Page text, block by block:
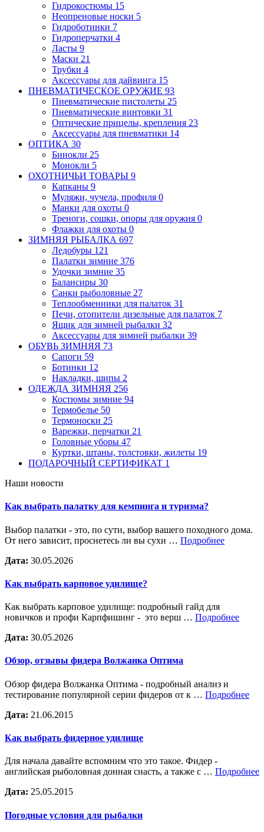
Гидрокостюмы 15
Неопреновые носки 5
Гидроботинки 7
Гидроперчатки 4
Ласты 9
Маски 21
Трубки 4
Аксессуары для дайвинга 15
ПНЕВМАТИЧЕСКОЕ ОРУЖИЕ 93
Пневматические пистолеты 25
Пневматические винтовки 31
Оптические прицелы, крепления 23
Аксессуары для пневматики 14
ОПТИКА 30
Бинокли 25
Монокли 5
ОХОТНИЧЬИ ТОВАРЫ 9
Капканы 9
Муляжи, чучела, профиля 0
Манки для охоты 0
Треноги, сошки, опоры для оружия 0
Флажки для охоты 0
ЗИМНЯЯ РЫБАЛКА 697
Ледобуры 121
Палатки зимние 376
Удочки зимние 35
Балансиры 30
Санки рыболовные 27
Теплообменники для палаток 31
Печи, отопители дизельные для палаток 7
Ящик для зимней рыбалки 32
Аксессуары для зимней рыбалки 39
ОБУВЬ ЗИМНЯЯ 73
Сапоги 59
Ботинки 12
Накладки, шипы 2
ОДЕЖДА ЗИМНЯЯ 256
Костюмы зимние 94
Термобелье 50
Термоноски 25
Варежки, перчатки 21
Головные уборы 47
Куртки, штаны, толстовки, жилеты 19
ПОДАРОЧНЫЙ СЕРТИФИКАТ 1
Наши новости
Как выбрать палатку для кемпинга и туризма?
Выбор палатки - это, по сути, выбор вашего походного дома.
От него зависит, проснетесь ли вы сухи … Подробнее
Дата: 30.05.2026
Как выбрать карповое удилище?
Как выбрать карповое удилище: подробный гайд для
новичков и профи Карпфишинг - это верш … Подробнее
Дата: 30.05.2026
Обзор, отзывы фидера Волжанка Оптима
Обзор фидера Волжанка Оптима - подробный анализ и
тестирование популярной серии фидеров от к … Подробнее
Дата: 21.06.2015
Как выбрать фидерное удилище
Для начала давайте вспомним что это такое. Фидер -
английская рыболовная донная снасть, а также с … Подробнее
Дата: 25.05.2015
Погодные условия для рыбалки